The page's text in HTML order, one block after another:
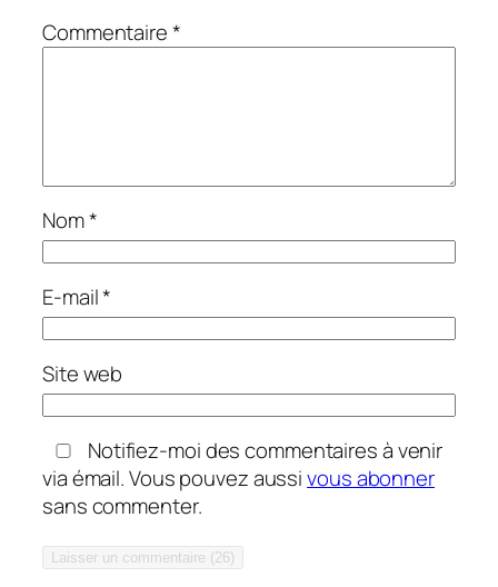
Commentaire*
Nom*
E-mail*
Site web
Notifiez-moi des commentaires à venir
via émail. Vous pouvez aussivous abonner
sans commenter.